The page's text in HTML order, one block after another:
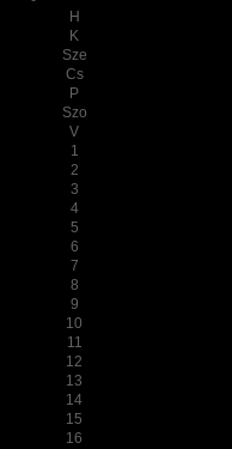
H
K
Sze
Cs
P
Szo
V
1
2
3
4
5
6
7
8
9
10
11
12
13
14
15
16